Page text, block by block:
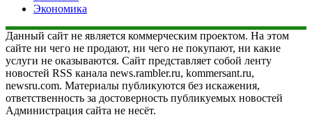
Экономика
Данный сайт не является коммерческим проектом. На этом
сайте ни чего не продают, ни чего не покупают, ни какие
услуги не оказываются. Сайт представляет собой ленту
новостей RSS канала news.rambler.ru, kommersant.ru,
newsru.com. Материалы публикуются без искажения,
ответственность за достоверность публикуемых новостей
Администрация сайта не несёт.